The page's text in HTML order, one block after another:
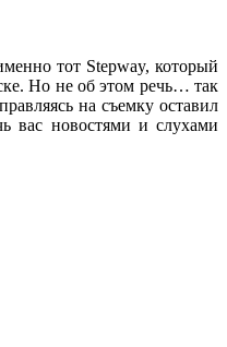
тот Stepway, который
Но не об этом речь… так
на съемку оставил
вас новостями и слухами